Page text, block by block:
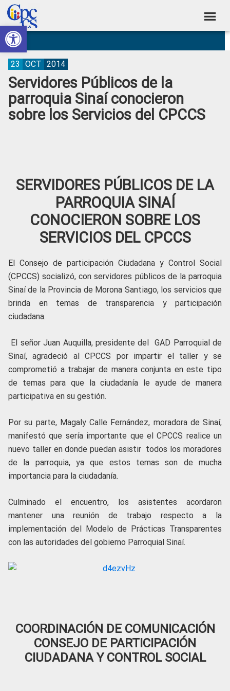
Abrir barra de herramientas
Skip
to
primary
navigation
Skip
to
main
content
Skip
to
primary
sidebar
Skip
to
footer
Consejo
de
Participación
Ciudadana
Control
Construyendo
Poder
Ciudadano
Servidores Públicos de la
parroquia Sinaí conocieron
sobre los Servicios del CPCCS
23 OCT 2014
SERVIDORES PÚBLICOS DE LA
PARROQUIA SINAÍ
CONOCIERON SOBRE LOS
SERVICIOS DEL CPCCS
El Consejo de participación Ciudadana y Control Social
(CPCCS) socializó, con servidores públicos de la parroquia
Sinaí de la Provincia de Morona Santiago, los servicios que
brinda en temas de transparencia y participación
ciudadana.
El señor Juan Auquilla, presidente del GAD Parroquial de
Sinaí, agradeció al CPCCS por impartir el taller y se
comprometió a trabajar de manera conjunta en este tipo
de temas para que la ciudadanía le ayude de manera
participativa en su gestión.
Por su parte, Magaly Calle Fernández, moradora de Sinaí,
manifestó que sería importante que el CPCCS realice un
nuevo taller en donde puedan asistir todos los moradores
de la parroquia, ya que estos temas son de mucha
importancia para la ciudadanía.
Culminado el encuentro, los asistentes acordaron
mantener una reunión de trabajo respecto a la
implementación del Modelo de Prácticas Transparentes
con las autoridades del gobierno Parroquial Sinaí.
COORDINACIÓN DE COMUNICACIÓN
CONSEJO DE PARTICIPACIÓN
CIUDADANA Y CONTROL SOCIAL